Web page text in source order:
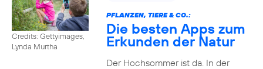
Credits: Gettyimages,
Lynda Murtha
PFLANZEN, TIERE & CO.:
Die besten Apps zum
Erkunden der Natur
Der Hochsommer ist da. In der